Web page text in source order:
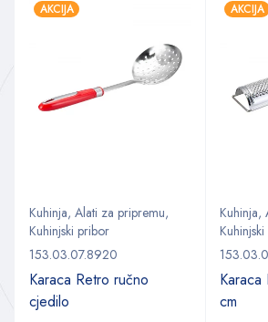
AKCIJA
Kuhinja, Alati za pripremu,
Kuhinjski pribor
153.03.07.8920
Karaca Retro ručno
cjedilo
AKCIJA
Kuhinja,
cm